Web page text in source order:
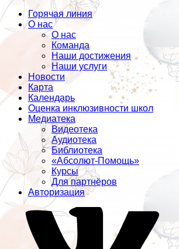
Горячая линия
О нас
О нас
Команда
Наши достижения
Наши услуги
Новости
Карта
Календарь
Оценка инклюзивности школ
Медиатека
Видеотека
Аудиотека
Библиотека
«Абсолют-Помощь»
Курсы
Для партнёров
Авторизация